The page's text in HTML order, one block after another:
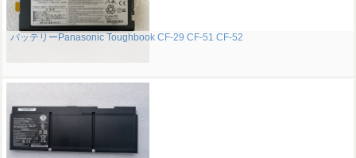
バッテリーPanasonic Toughbook CF-29 CF-51 CF-52